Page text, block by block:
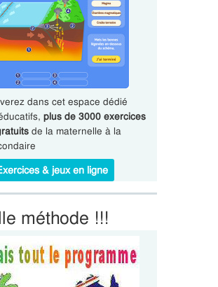
dans cet espace dédié
plus de 3000 exercices
de la maternelle à la
& jeux en ligne
méthode !!!